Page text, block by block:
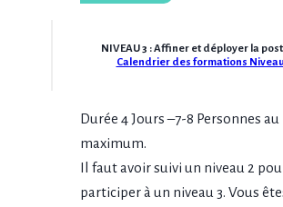
NIVEAU3
Calendrier des formations
Durée 4 Jours –7-8 Personnes au
maximum.
Il faut avoir suivi un niveau 2
participer à un niveau 3. Vous